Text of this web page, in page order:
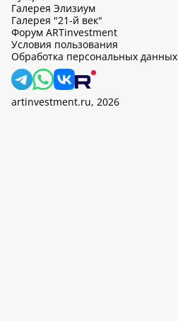
Галерея Элизиум
Галерея "21-й век"
Форум ARTinvestment
Условия пользования
Обработка персональных данных
artinvestment.ru, 2026